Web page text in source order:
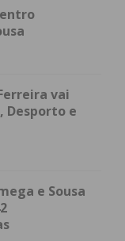
vai
Desporto e
e Sousa